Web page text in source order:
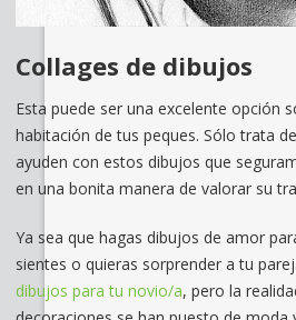
Collages de dibujos
Esta puede ser una excelente opción
habitación de tus peques. Sólo trata
ayuden con estos dibujos que
en una bonita manera de valorar su
Ya sea que hagas dibujos de amor
sientes o quieras sorprender a tu
dibujos para tu novio/a, pero la